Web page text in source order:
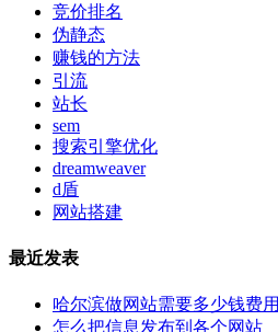
竞价排名
伪静态
赚钱的方法
引流
站长
sem
搜索引擎优化
dreamweaver
d盾
网站搭建
最近发表
哈尔滨做网站需要多少钱费用
怎么把信息发布到各个网站